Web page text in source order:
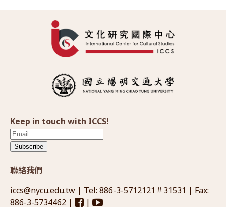
Keep in touch with ICCS!
Subscribe
聯絡我們
iccs@nycu.edu.tw | Tel: 886-3-5712121＃31531 | Fax:
886-3-5734462 |
|